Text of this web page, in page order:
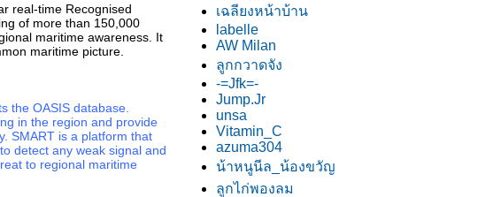
real-time Recognised
of more than 150,000
maritime awareness. It
maritime picture.
the OASIS database.
in the region and provide
SMART is a platform that
detect any weak signal and
to regional maritime
เฉลียงหน้าบ้าน
labelle
AW Milan
ลูกกวาดจัง
-=Jfk=-
Jump.Jr
unsa
Vitamin_C
azuma304
น้าหนูนีล_น้องขวัญ
ลูกไก่พองลม